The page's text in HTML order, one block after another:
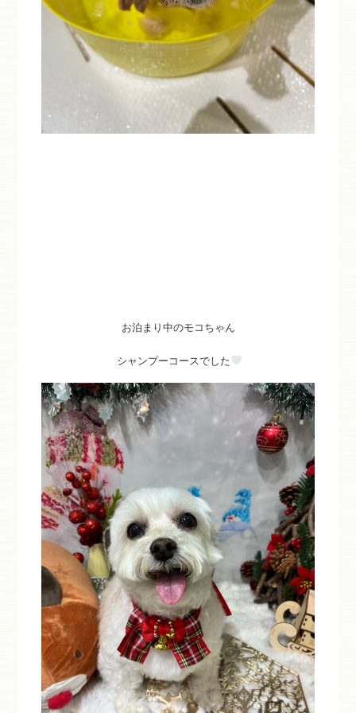
お泊まり中のモコちゃん
シャンプーコースでした‎